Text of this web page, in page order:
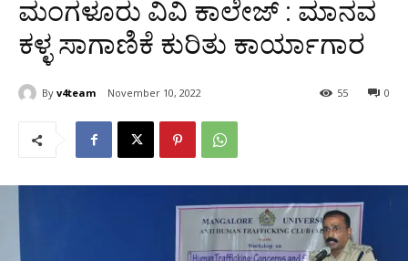
ಮಂಗಳೂರು ವಿವಿ ಕಾಲೇಜ್ : ಮಾನವ
ಕಳ್ಳ ಸಾಗಾಣಿಕೆ ಕುರಿತು ಕಾರ್ಯಾಗಾರ
By v4team November 10, 2022 0
55